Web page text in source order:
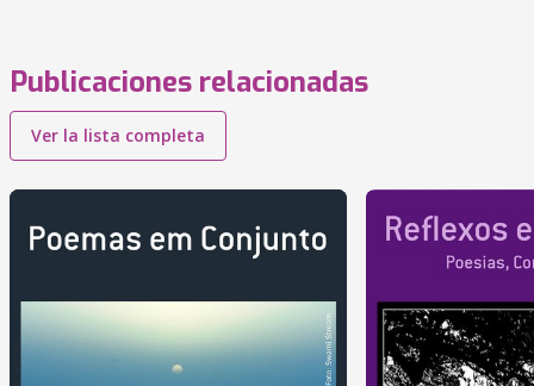
Publicaciones relacionadas
Ver la lista completa